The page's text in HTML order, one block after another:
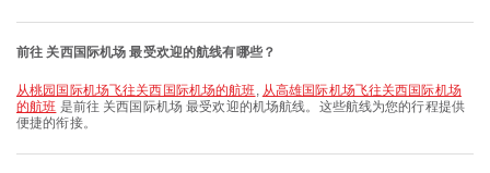
前往 关西国际机场 最受欢迎的航线有哪些？
从桃园国际机场飞往关西国际机场的航班, 从高雄国际机场飞往关西国际机场
的航班 是前往 关西国际机场 最受欢迎的机场航线。这些航线为您的行程提供
便捷的衔接。